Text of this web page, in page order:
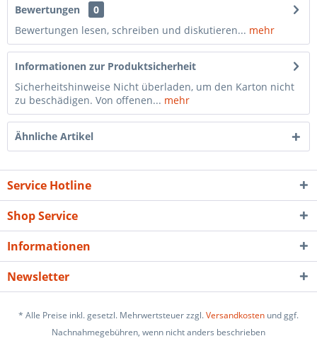
Bewertungen
0
Bewertungen lesen, schreiben und diskutieren... mehr
Informationen zur Produktsicherheit
Sicherheitshinweise Nicht überladen, um den Karton nicht
zu beschädigen. Von offenen... mehr
Ähnliche Artikel
Service Hotline
Shop Service
Informationen
Newsletter
* Alle Preise inkl. gesetzl. Mehrwertsteuer zzgl.Versandkosten und ggf.
Nachnahmegebühren, wenn nicht anders beschrieben